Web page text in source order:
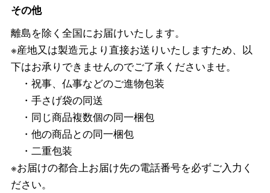
その他
離島を除く全国にお届けいたします。
※産地又は製造元より直接お送りいたしますため、以
下はお承りできませんのでご了承くださいませ。
・祝事、仏事などのご進物包装
・手さげ袋の同送
・同じ商品複数個の同一梱包
・他の商品との同一梱包
・二重包装
※お届けの都合上お届け先の電話番号を必ずご入力く
ださい。